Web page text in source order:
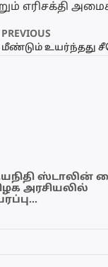
எரிசக்தி
PREVIOUS
மீண்டும் உயர்ந்தது
ஸ்டாலின்
அரசியலில்